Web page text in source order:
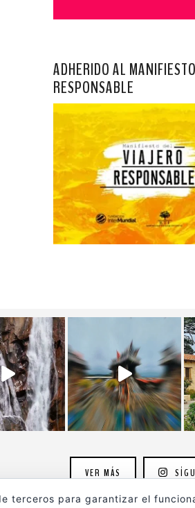
ADHERIDO AL
RESPONSABLE
VER MÁS
terceros para garantizar el